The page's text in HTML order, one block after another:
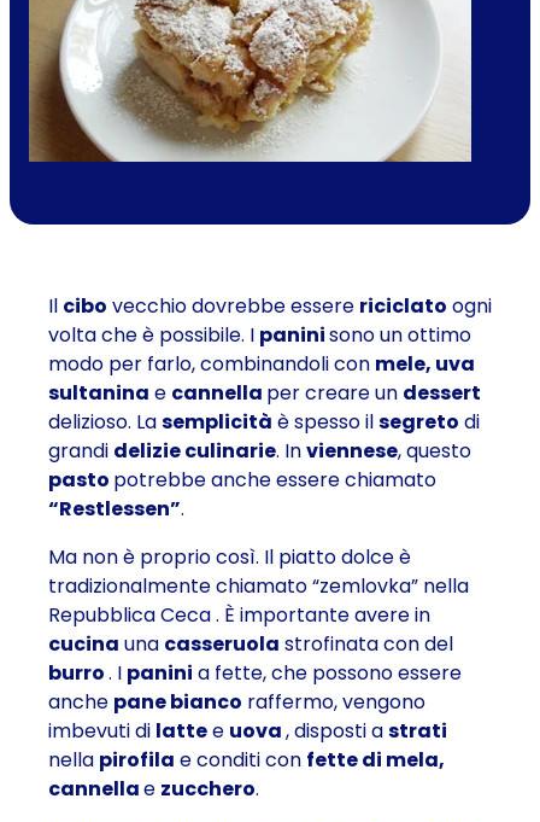
Il cibo vecchio dovrebbe essere riciclato ogni
volta che è possibile. I paninisono un ottimo
modo per farlo, combinandoli con mele, uva
sultanina e cannella per creare un dessert
delizioso. Lasemplicità è spesso ilsegreto di
grandi delizie culinarie. Inviennese, questo
pasto potrebbe anche essere chiamato
“Restlessen”.
Ma non è proprio così. Il piattodolce è
tradizionalmente chiamato“zemlovka” nella
Repubblica Ceca. È importante avere in
cucina una casseruola strofinata con del
burro. I panini a fette, che possono essere
anche pane bianco raffermo, vengono
imbevuti di lattee uova, disposti astrati
nella pirofila e conditi con fette di mela,
cannellae zucchero.